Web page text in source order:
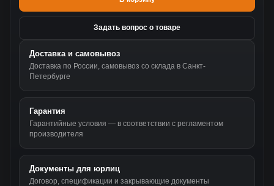
Задать вопрос о товаре
Доставка и самовывоз
Доставка по России, самовывоз со склада в Санкт-
Петербурге
Гарантия
Гарантийные условия — в соответствии с регламентом
производителя
Документы для юрлиц
Договор, спецификации и закрывающие документы